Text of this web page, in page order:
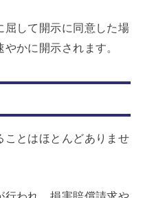
屈して開示に同意した場
かに開示されます。
ことはほとんどありませ